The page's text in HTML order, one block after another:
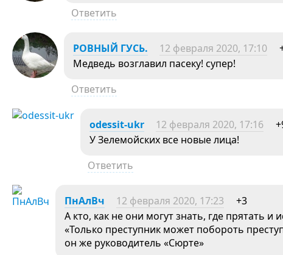
Ответить
РОВНЫЙ ГУСЬ. 12 февраля 2020, 17:10
Медведь возглавил пасеку! супер!
Ответить
odessit-ukr 12 февраля 2020, 17:16
У Зелемойских все новые лица!
Ответить
ПнАлВч 12 февраля 2020, 17:23
+3
А кто, как не они могут знать, где прятать и
«Только преступник может побороть
он же руководитель «Сюрте»